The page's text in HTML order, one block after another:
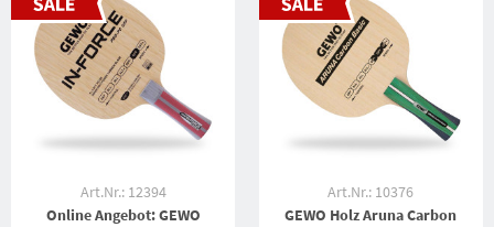
Art.Nr.: 12394
Online Angebot: GEWO
Art.Nr.: 10376
GEWO Holz Aruna Carbon